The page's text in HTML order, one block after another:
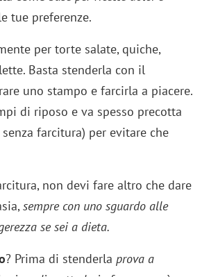
tue preferenze.
per torte salate, quiche,
Basta stenderla con il
uno stampo e farcirla a piacere.
di riposo e va spesso precotta
senza farcitura) per evitare che
non devi fare altro che dare
sempre con uno sguardo alle
se sei a dieta.
? Prima di stenderlaprova a